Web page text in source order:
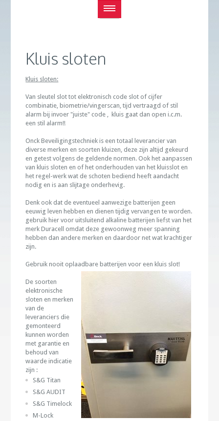
Kluis sloten
Kluis sloten:
Van sleutel slot tot elektronisch code slot of cijfer
combinatie, biometrie/vingerscan, tijd vertraagd of stil
alarm bij invoer "juiste" code , kluis gaat dan open i.c.m.
een stil alarm!!
Onck Beveiligingstechniek is een totaal leverancier van
diverse merken en soorten kluizen, deze zijn altijd gekeurd
en getest volgens de geldende normen. Ook het aanpassen
van kluis sloten en of het onderhouden van het kluisslot en
het regel-werk wat de schoten bediend heeft aandacht
nodig en is aan slijtage onderhevig.
Denk ook dat de eventueel aanwezige batterijen geen
eeuwig leven hebben en dienen tijdig vervangen te worden.
gebruik hier voor uitsluitend alkaline batterijen liefst van het
merk Duracell omdat deze gewoonweg meer spanning
hebben dan andere merken en daardoor net wat krachtiger
zijn.
Gebruik nooit oplaadbare batterijen voor een kluis slot!
De soorten
elektronische
sloten en merken
van de
leveranciers die
gemonteerd
kunnen worden
met garantie en
behoud van
waarde indicatie
zijn :
S&G Titan
S&G AUDIT
S&G Timelock
M-Lock